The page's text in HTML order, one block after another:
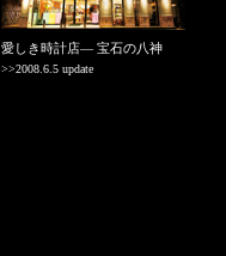
愛しき時計店― 宝石の八神
>>2008.6.5 update